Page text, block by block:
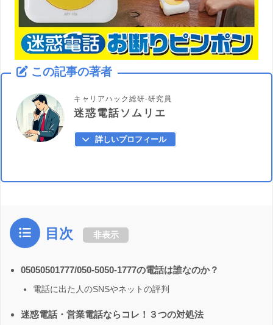
この記事の著者
キャリアハック総研-研究員
迷惑電話ソムリエ
詳しいプロフィール
目次 非表示
05050501777/050-5050-1777の電話は誰なのか？
電話に出た人のSNSやネットの評判
迷惑電話・営業電話ならコレ！３つの対処法